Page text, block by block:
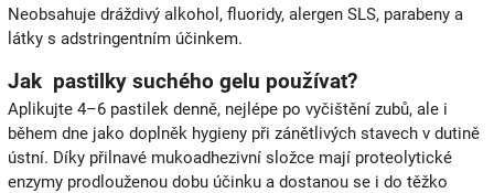
Neobsahuje dráždivý alkohol, fluoridy, alergen SLS, parabeny a
látky s adstringentním účinkem.
Jak pastilky suchého gelu používat?
Aplikujte 4–6 pastilek denně, nejlépe po vyčištění zubů, ale i
během dne jako doplněk hygieny při zánětlivých stavech v dutině
ústní. Díky přilnavé mukoadhezivní složce mají proteolytické
enzymy prodlouženou dobu účinku a dostanou se i do těžko